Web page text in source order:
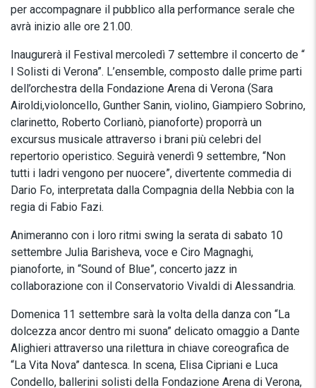
per accompagnare il pubblico alla performance serale che
avrà inizio alle ore 21.00.
Inaugurerà il Festival mercoledì 7 settembre il concerto de “
I Solisti di Verona”. L’ensemble, composto dalle prime parti
dell’orchestra della Fondazione Arena di Verona (Sara
Airoldi,violoncello, Gunther Sanin, violino, Giampiero Sobrino,
clarinetto, Roberto Corlianò, pianoforte) proporrà un
excursus musicale attraverso i brani più celebri del
repertorio operistico. Seguirà venerdì 9 settembre, “Non
tutti i ladri vengono per nuocere”, divertente commedia di
Dario Fo, interpretata dalla Compagnia della Nebbia con la
regia di Fabio Fazi.
Animeranno con i loro ritmi swing la serata di sabato 10
settembre Julia Barisheva, voce e Ciro Magnaghi,
pianoforte, in “Sound of Blue”, concerto jazz in
collaborazione con il Conservatorio Vivaldi di Alessandria.
Domenica 11 settembre sarà la volta della danza con “La
dolcezza ancor dentro mi suona” delicato omaggio a Dante
Alighieri attraverso una rilettura in chiave coreografica de
“La Vita Nova” dantesca. In scena, Elisa Cipriani e Luca
Condello, ballerini solisti della Fondazione Arena di Verona,